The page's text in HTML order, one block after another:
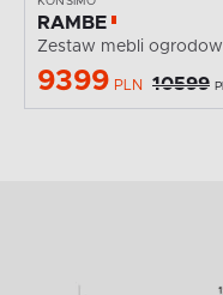
RAMBE
Zestaw mebli
9399 PLN 10599